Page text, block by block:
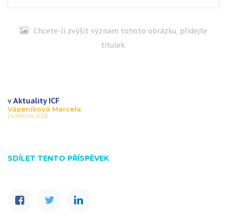
Chcete-li zvýšit význam tohoto obrázku, přidejte
titulek.
vAktuality ICF
Vápeníková Marcela
24 března, 2026
SDÍLET TENTO PŘÍSPĚVEK